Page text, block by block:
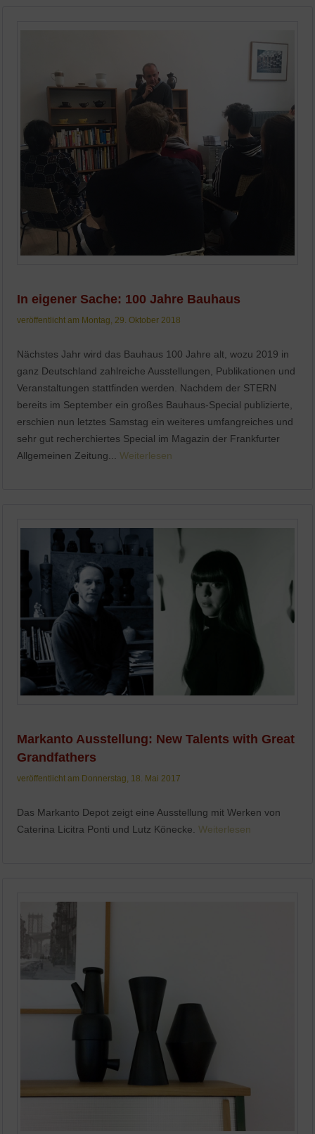
In eigener Sache: 100 Jahre Bauhaus
veröffentlicht am Montag, 29. Oktober 2018
Nächstes Jahr wird das Bauhaus 100 Jahre alt, wozu 2019 in
ganz Deutschland zahlreiche Ausstellungen, Publikationen und
Veranstaltungen stattfinden werden. Nachdem der STERN
bereits im September ein großes Bauhaus-Special publizierte,
erschien nun letztes Samstag ein weiteres umfangreiches und
sehr gut recherchiertes Special im Magazin der Frankfurter
Allgemeinen Zeitung...Weiterlesen
Markanto Ausstellung: New Talents with Great
Grandfathers
veröffentlicht am Donnerstag, 18. Mai 2017
Das Markanto Depot zeigt eine Ausstellung mit Werken von
Caterina Licitra Ponti und Lutz Könecke.Weiterlesen